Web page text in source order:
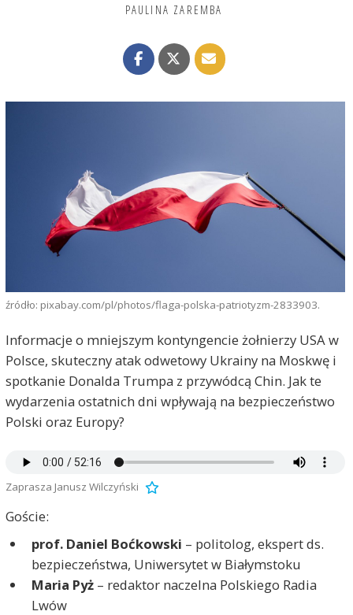
PAULINA ZAREMBA
źródło: pixabay.com/pl/photos/flaga-polska-patriotyzm-2833903.
Informacje o mniejszym kontyngencie żołnierzy USA w
Polsce, skuteczny atak odwetowy Ukrainy na Moskwę i
spotkanie Donalda Trumpa z przywódcą Chin. Jak te
wydarzenia ostatnich dni wpływają na bezpieczeństwo
Polski oraz Europy?
Zaprasza Janusz Wilczyński
Goście:
prof. Daniel Boćkowski – politolog, ekspert ds.
bezpieczeństwa, Uniwersytet w Białymstoku
Maria Pyż– redaktor naczelna Polskiego Radia
Lwów